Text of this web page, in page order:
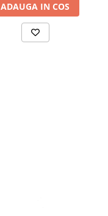
ADAUGA IN COS